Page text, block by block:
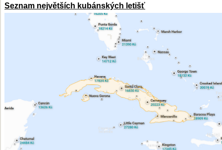
Seznam největších kubánských letišť